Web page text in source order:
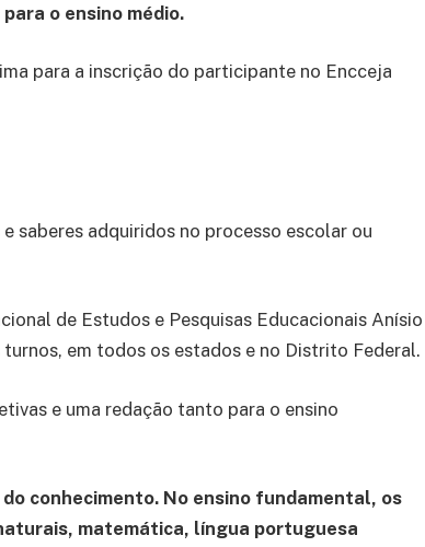
o ensino médio.
para a inscrição do participante no Encceja
saberes adquiridos no processo escolar ou
de Estudos e Pesquisas Educacionais Anísio
em todos os estados e no Distrito Federal.
e uma redação tanto para o ensino
conhecimento. No ensino fundamental, os
matemática, língua portuguesa